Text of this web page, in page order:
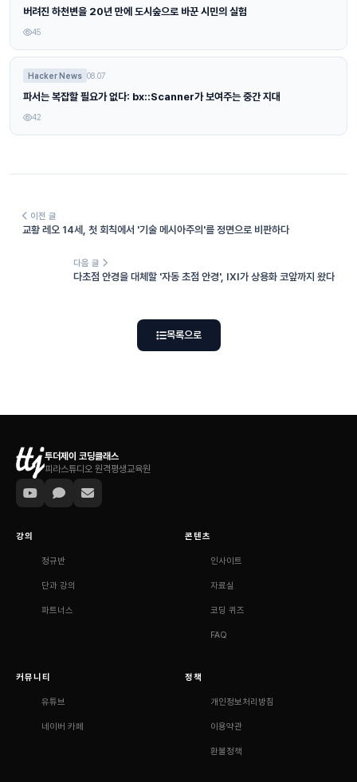
버려진 하천변을 20년 만에 도시숲으로 바꾼 시민의 실험
45
Hacker News 08.07
파서는 복잡할 필요가 없다: bx::Scanner가 보여주는 중간 지대
42
이전 글
교황 레오 14세, 첫 회칙에서 '기술 메시아주의'를 정면으로 비판하다
다음 글
다초점 안경을 대체할 '자동 초점 안경', IXI가 상용화 코앞까지 왔다
목록으로
투더제이 코딩클래스
피라스튜디오 원격평생교육원
강의
정규반
단과 강의
파트너스
콘텐츠
인사이트
자료실
코딩 퀴즈
FAQ
커뮤니티
유튜브
네이버 카페
정책
개인정보처리방침
이용약관
환불정책